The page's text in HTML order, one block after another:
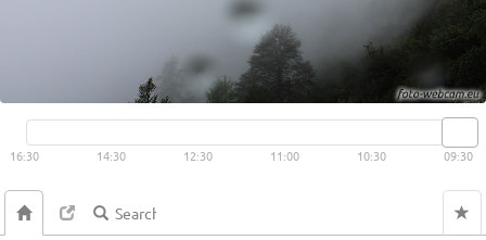
Live video available → View
16:30 14:30 12:30 11:00 10:30 09:30